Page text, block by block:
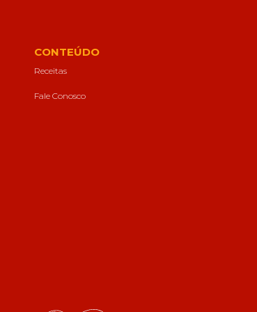
CONTEÚDO
Receitas
Fale Conosco